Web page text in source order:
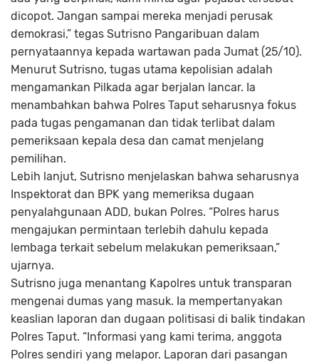
dicopot. Jangan sampai mereka menjadi perusak
demokrasi,” tegas Sutrisno Pangaribuan dalam
pernyataannya kepada wartawan pada Jumat (25/10).
Menurut Sutrisno, tugas utama kepolisian adalah
mengamankan Pilkada agar berjalan lancar. Ia
menambahkan bahwa Polres Taput seharusnya fokus
pada tugas pengamanan dan tidak terlibat dalam
pemeriksaan kepala desa dan camat menjelang
pemilihan.
Lebih lanjut, Sutrisno menjelaskan bahwa seharusnya
Inspektorat dan BPK yang memeriksa dugaan
penyalahgunaan ADD, bukan Polres. “Polres harus
mengajukan permintaan terlebih dahulu kepada
lembaga terkait sebelum melakukan pemeriksaan,”
ujarnya.
Sutrisno juga menantang Kapolres untuk transparan
mengenai dumas yang masuk. Ia mempertanyakan
keaslian laporan dan dugaan politisasi di balik tindakan
Polres Taput. “Informasi yang kami terima, anggota
Polres sendiri yang melapor. Laporan dari pasangan